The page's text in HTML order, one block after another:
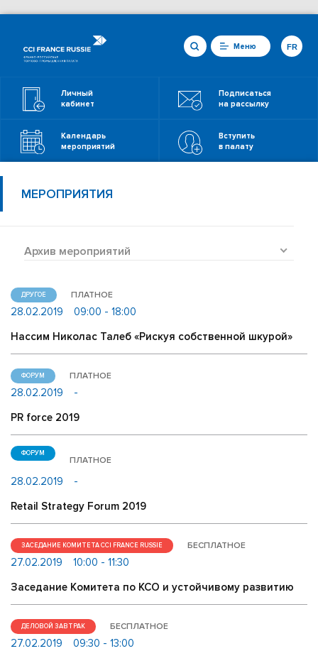
Меню
Личный
кабинет
Подписаться
на рассылку
Календарь
мероприятий
Вступить
в палату
FR
МЕРОПРИЯТИЯ
Архив мероприятий
ДРУГОЕ ПЛАТНОЕ
28.02.2019
09:00 - 18:00
Нассим Николас Талеб «Рискуя собственной шкурой»
ФОРУМ ПЛАТНОЕ
28.02.2019
-
PR force 2019
ФОРУМ
ПЛАТНОЕ
28.02.2019
-
Retail Strategy Forum 2019
ЗАСЕДАНИЕ КОМИТЕТА CCI FRANCE RUSSIE БЕСПЛАТНОЕ
27.02.2019
10:00 - 11:30
Заседание Комитета по КСО и устойчивому развитию
ДЕЛОВОЙ ЗАВТРАК БЕСПЛАТНОЕ
27.02.2019
09:30 - 13:00